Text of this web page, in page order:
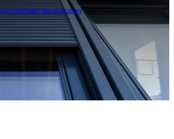
PARTENAIRE 100% SOLAR SOMFY